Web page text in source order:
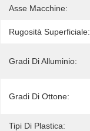
Asse Macchine:
Rugosità Superficiale:
Gradi Di Alluminio:
Gradi Di Ottone:
Tipi Di Plastica: